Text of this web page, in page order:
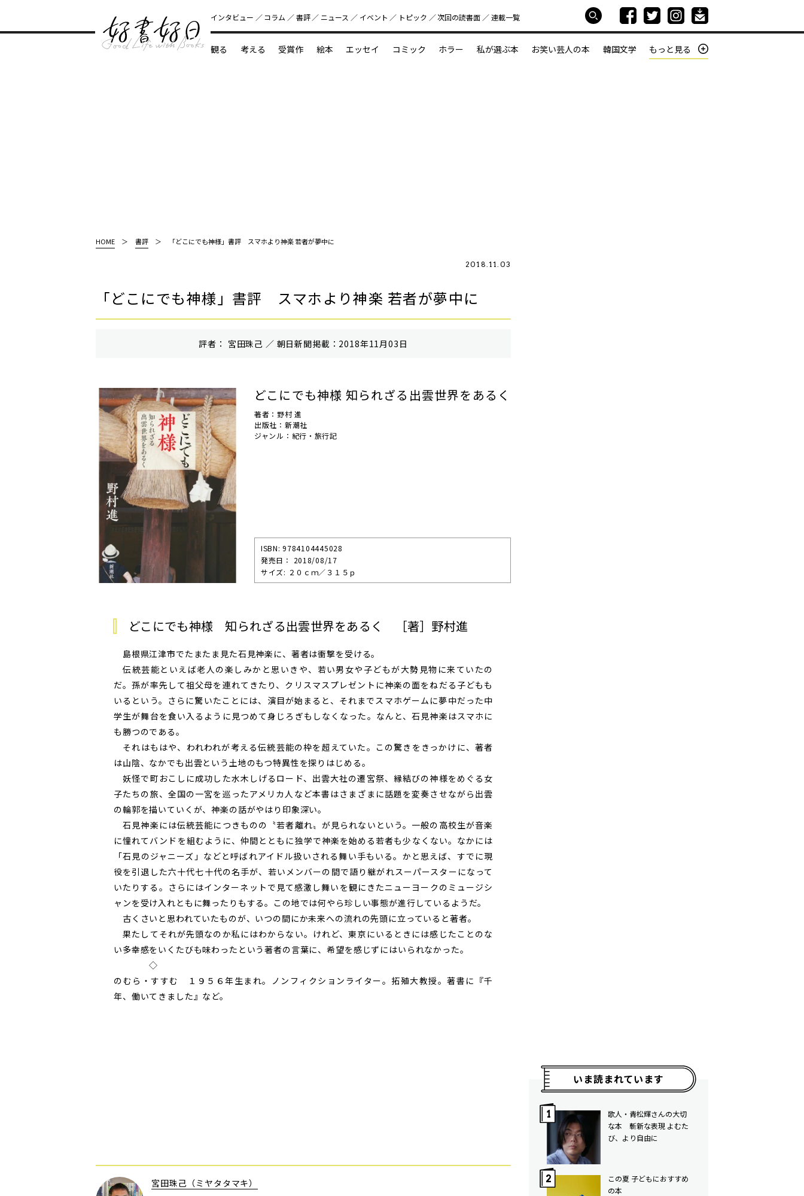
好書好日
インタビュー コラム 書評 ニュース イベント トピック 次回の読書⾯ 連載一覧
観る 考える 受賞作 絵本 エッセイ コミック ホラー 私が選ぶ本 お笑い芸人の本 韓国文学 もっと見る
HOME 書評 「どこにでも神様」書評 スマホより神楽 若者が夢中に
2018.11.03
「どこにでも神様」書評 スマホより神楽 若者が夢中に
評者： 宮田珠己 ／ 朝⽇新聞掲載：2018年11月03日
どこにでも神様 知られざる出雲世界をあるく
著者：野村 進
出版社：新潮社
ジャンル：紀行・旅行記
ISBN: 9784104445028
発売⽇： 2018/08/17
サイズ: ２０ｃｍ／３１５ｐ
どこにでも神様 知られざる出雲世界をあるく ［著］野村進
島根県江津市でたまたま見た石見神楽に、著者は衝撃を受ける。
伝統芸能といえば老人の楽しみかと思いきや、若い男女や子どもが大勢見物に来ていたの
だ。孫が率先して祖父母を連れてきたり、クリスマスプレゼントに神楽の面をねだる子どもも
いるという。さらに驚いたことには、演目が始まると、それまでスマホゲームに夢中だった中
学生が舞台を食い入るように見つめて身じろぎもしなくなった。なんと、石見神楽はスマホに
も勝つのである。
それはもはや、われわれが考える伝統芸能の枠を超えていた。この驚きをきっかけに、著者
は山陰、なかでも出雲という土地のもつ特異性を探りはじめる。
妖怪で町おこしに成功した水木しげるロード、出雲大社の遷宮祭、縁結びの神様をめぐる女
子たちの旅、全国の一宮を巡ったアメリカ人など本書はさまざまに話題を変奏させながら出雲
の輪郭を描いていくが、神楽の話がやはり印象深い。
石見神楽には伝統芸能につきものの〝若者離れ〟が見られないという。一般の高校生が音楽
に憧れてバンドを組むように、仲間とともに独学で神楽を始める若者も少なくない。なかには
「石見のジャニーズ」などと呼ばれアイドル扱いされる舞い手もいる。かと思えば、すでに現
役を引退した六十代七十代の名手が、若いメンバーの間で語り継がれスーパースターになって
いたりする。さらにはインターネットで見て感激し舞いを観にきたニューヨークのミュージシ
ャンを受け入れともに舞ったりもする。この地では何やら珍しい事態が進行しているようだ。
古くさいと思われていたものが、いつの間にか未来への流れの先頭に立っていると著者。
果たしてそれが先頭なのか私にはわからない。けれど、東京にいるときには感じたことのな
い多幸感をいくたびも味わったという著者の言葉に、希望を感じずにはいられなかった。
◇
のむら・すすむ １９５６年生まれ。ノンフィクションライター。拓殖大教授。著書に『千
年、働いてきました』など。
宮田珠己（ミヤタタマキ）
いま読まれています
歌人・青松輝さんの大切
な本 斬新な表現 よむた
び、より自由に
この夏 子どもにおすすめ
の本